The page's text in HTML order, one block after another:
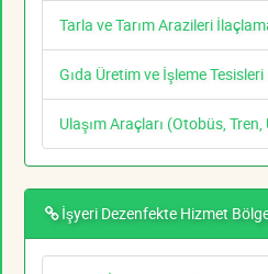
Tarla ve Tarım Arazileri
Gıda Üretim ve İşleme
Ulaşım Araçları (Otobüs,
İşyeri Dezenfekte Hizmet